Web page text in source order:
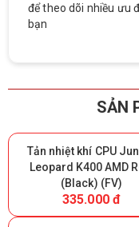
để theo dõi nhiều ưu
bạn
SẢN
Tản nhiệt khí CPU
Leopard K400 AMD
(Black) (FV)
335.000 đ